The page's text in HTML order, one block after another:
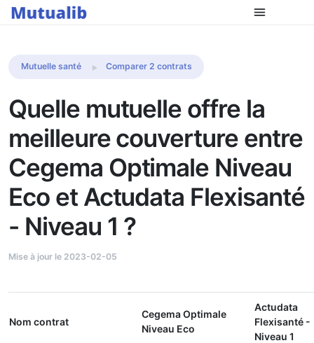
Comparer les mutuelles
Mutuelle santé Comparer 2 contrats
Quelle mutuelle offre la
meilleure couverture entre
Cegema Optimale Niveau
Eco et Actudata Flexisanté
- Niveau 1 ?
Mise à jour le 2023-02-05
Nom contrat
Cegema Optimale
Niveau Eco
Actudata
Flexisanté -
Niveau 1